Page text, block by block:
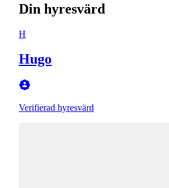
Din hyresvärd
H
Hugo
Verifierad hyresvärd